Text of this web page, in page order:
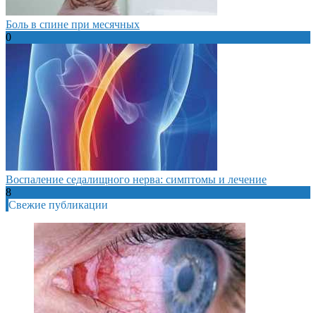
Боль в спине при месячных
0
Воспаление седалищного нерва: симптомы и лечение
8
Свежие публикации